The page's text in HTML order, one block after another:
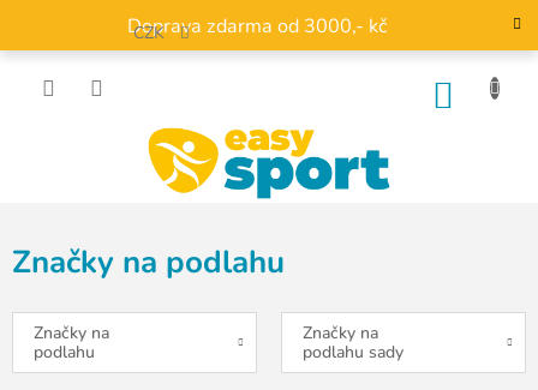
obsah
Doprava zdarma od 3000,- kč
CZK
Značky na podlahu
Značky na
podlahu
Značky na
podlahu sady